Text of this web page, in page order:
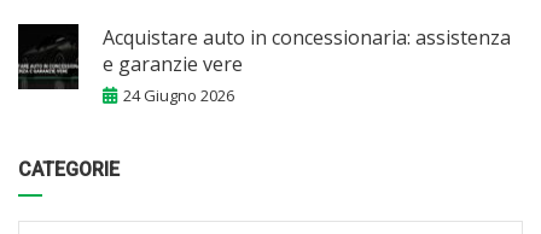
Acquistare auto in concessionaria: assistenza
e garanzie vere
24 Giugno 2026
CATEGORIE